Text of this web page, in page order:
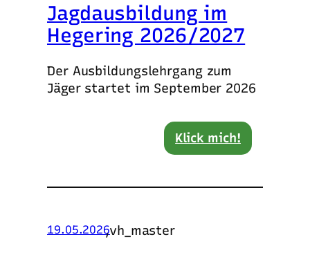
Jagdausbildung im
Hegering 2026/2027
Der Ausbildungslehrgang zum
Jäger startet im September 2026
Klick mich!
19.05.2026
,vh_master